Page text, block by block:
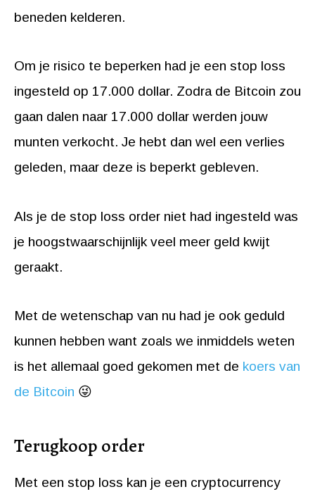
beneden kelderen.
Om je risico te beperken had je een stop loss
ingesteld op 17.000 dollar. Zodra de Bitcoin zou
gaan dalen naar 17.000 dollar werden jouw
munten verkocht. Je hebt dan wel een verlies
geleden, maar deze is beperkt gebleven.
Als je de stop loss order niet had ingesteld was
je hoogstwaarschijnlijk veel meer geld kwijt
geraakt.
Met de wetenschap van nu had je ook geduld
kunnen hebben want zoals we inmiddels weten
is het allemaal goed gekomen met de koers van
de Bitcoin 😜
Terugkoop order
Met een stop loss kan je een cryptocurrency